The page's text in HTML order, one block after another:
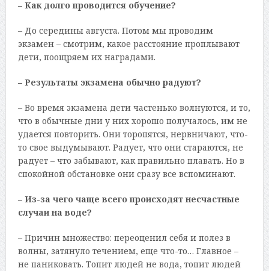
– Как долго проводится обучение?
– До середины августа. Потом мы проводим
экзамен – смотрим, какое расстояние проплывают
дети, поощряем их наградами.
– Результаты экзамена обычно радуют?
– Во время экзамена дети частенько волнуются, и то,
что в обычные дни у них хорошо получалось, им не
удается повторить. Они торопятся, нервничают, что-
то свое выдумывают. Радует, что они стараются, не
радует – что забывают, как правильно плавать. Но в
спокойной обстановке они сразу все вспоминают.
– Из-за чего чаще всего происходят несчастные
случаи на воде?
– Причин множество: переоценил себя и полез в
волны, затянуло течением, еще что-то… Главное –
не паниковать. Топит людей не вода, топит людей